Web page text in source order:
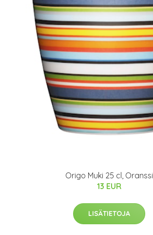
Origo Muki 25 cl, Oranssi
13 EUR
LISÄTIETOJA